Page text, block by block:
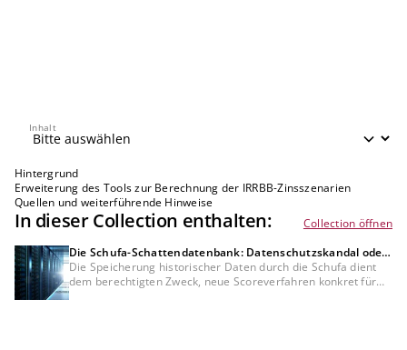
Inhalt
Inhalt
Hintergrund
Erweiterung des Tools zur Berechnung der IRRBB-Zinsszenarien
Quellen und weiterführende Hinweise
In dieser Collection enthalten:
Collection öffnen
Die Schufa-Schattendatenbank: Datenschutzskandal oder
Bedürfnis der Kreditwirtschaft?
Die Speicherung historischer Daten durch die Schufa dient
dem berechtigten Zweck, neue Scoreverfahren konkret für